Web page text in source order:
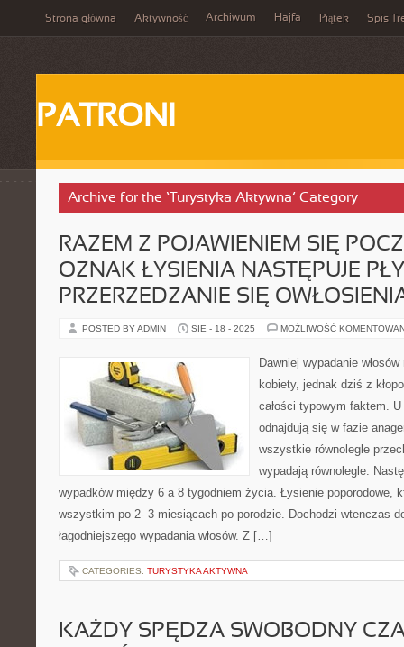
Strona główna Aktywność Archiwum Hajfa Piątek Spis
PATRONI
Archive for the ‘Turystyka Aktywna’ Category
RAZEM Z POJAWIENIEM SIĘ
OZNAK ŁYSIENIA NASTĘPUJE
PRZERZEDZANIE SIĘ
POSTED BY ADMIN SIE - 18 - 2025 MOŻLIWOŚĆ
Dawniej wypadanie
kobiety, jednak dziś z
całości typowym faktem.
odnajdują się w fazie
wszystkie równolegle
wypadają równolegle.
wypadków między 6 a 8 tygodniem życia. Łysienie poporodowe,
wszystkim po 2- 3 miesiącach po porodzie. Dochodzi wtenczas
łagodniejszego wypadania włosów. Z […]
CATEGORIES: TURYSTYKA AKTYWNA
KAŻDY SPĘDZA SWOBODNY